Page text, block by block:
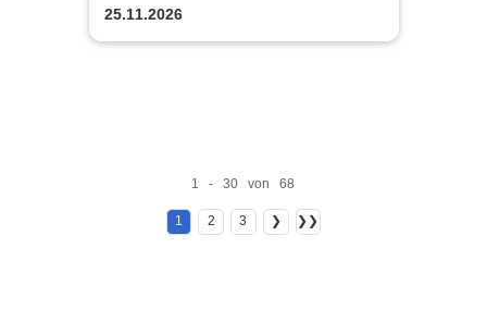
25.11.2026
1 - 30 von 68
1 2 3 ❯ ❯❯